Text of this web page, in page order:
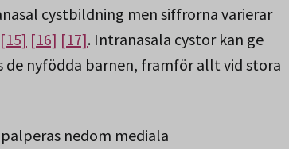
cystbildning men siffrorna varierar
[15] [16] [17]. Intranasala cystor kan ge
nyfödda barnen, framför allt vid stora
nedom mediala